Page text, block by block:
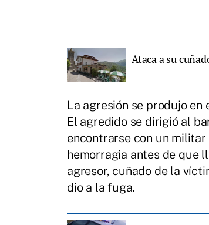
Ataca a su
La agresión se produjo
El agredido se dirigió al
encontrarse con un
hemorragia antes de que
agresor, cuñado de la
dio a la fuga.